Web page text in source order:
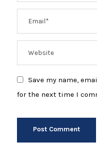
Save my name,
for the next time I